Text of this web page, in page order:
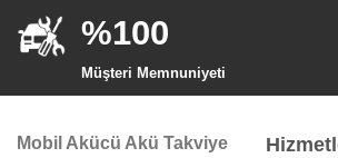
%100
Müşteri Memnuniyeti
Mobil Akücü Akü Takviye